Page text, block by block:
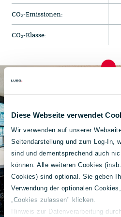
Diese Webseite verwendet
Wir verwenden auf unserer
Seitendarstellung und zum Log-In,
sind und dementsprechend auch
können. Alle weiteren Cookies
Cookies) sind optional. Sie geben
Verwendung der optionalen
„Cookies zulassen" klicken.
Hinweis zur Datenverarbeitung
CO₂-Emissionen:
CO₂-Klasse: